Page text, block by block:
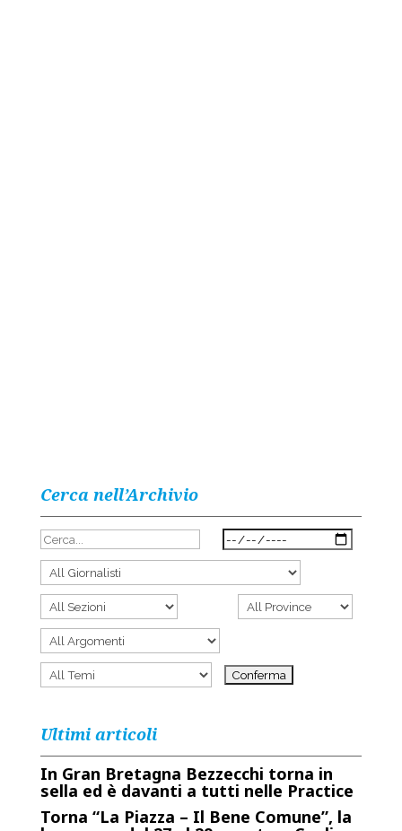
Cerca nell’Archivio
Ultimi articoli
In Gran Bretagna Bezzecchi torna in
sella ed è davanti a tutti nelle Practice
Torna “La Piazza – Il Bene Comune”, la